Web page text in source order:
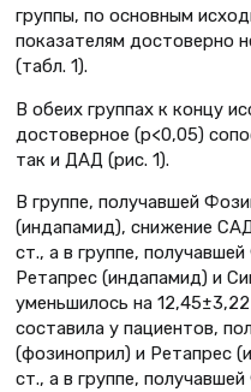
группы, по основным
показателям достоверно
(табл. 1).
В обеих группах к концу
достоверное (р<0,05)
так и ДАД (рис. 1).
В группе, получавшей
(индапамид), снижение
ст., а в группе,
Ретапрес (индапамид) и
уменьшилось на
составила у пациентов,
(фозиноприл) и Ретапрес
ст., а в группе,